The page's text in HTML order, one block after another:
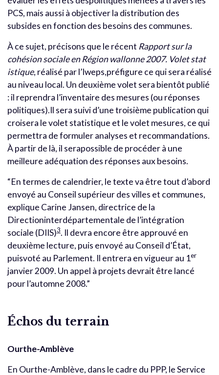
PCS, mais aussi à objectiver la distribution des
subsides en fonction des besoins des communes.
À ce sujet, précisons que le récent Rapport sur la
cohésion sociale en Région wallonne 2007. Volet stat
istique, réalisé par l’Iweps,préfigure ce qui sera réalisé
au niveau local. Un deuxième volet sera bientôt publié
: il reprendra l’inventaire des mesures (ou réponses
politiques).Il sera suivi d’une troisième publication qui
croisera le volet statistique et le volet mesures, ce qui
permettra de formuler analyses et recommandations.
À partir de là, il serapossible de procéder à une
meilleure adéquation des réponses aux besoins.
“En termes de calendrier, le texte va être tout d’abord
envoyé au Conseil supérieur des villes et communes,
explique Carine Jansen, directrice de la
Directioninterdépartementale de l’intégration
sociale (DIIS)3. Il devra encore être approuvé en
deuxième lecture, puis envoyé au Conseil d’État,
puisvoté au Parlement. Il entrera en vigueur au 1er
janvier 2009. Un appel à projets devrait être lancé
pour l’automne 2008.”
Échos du terrain
Ourthe-Amblève
En Ourthe-Amblève, dans le cadre du PPP, le Service